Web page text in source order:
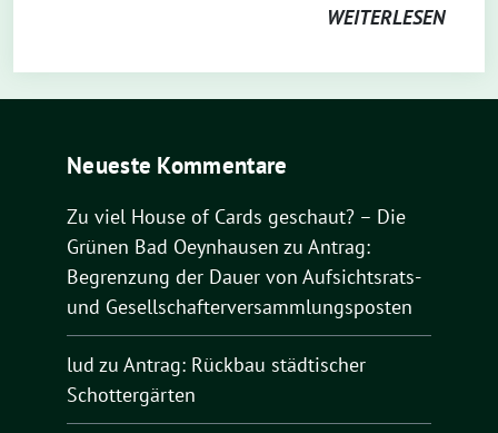
WEITERLESEN
Neueste Kommentare
Zu viel House of Cards geschaut? – Die
Grünen Bad Oeynhausen zu Antrag:
Begrenzung der Dauer von Aufsichtsrats-
und Gesellschafterversammlungsposten
lud zu Antrag: Rückbau städtischer
Schottergärten